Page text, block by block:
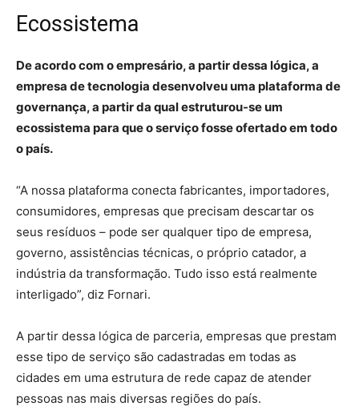
Ecossistema
De acordo com o empresário, a partir dessa lógica, a
empresa de tecnologia desenvolveu uma plataforma de
governança, a partir da qual estruturou-se um
ecossistema para que o serviço fosse ofertado em todo
o país.
“A nossa plataforma conecta fabricantes, importadores,
consumidores, empresas que precisam descartar os
seus resíduos – pode ser qualquer tipo de empresa,
governo, assistências técnicas, o próprio catador, a
indústria da transformação. Tudo isso está realmente
interligado”, diz Fornari.
A partir dessa lógica de parceria, empresas que prestam
esse tipo de serviço são cadastradas em todas as
cidades em uma estrutura de rede capaz de atender
pessoas nas mais diversas regiões do país.